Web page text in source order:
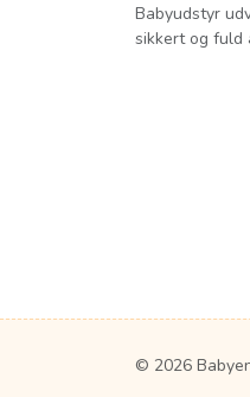
Babyudstyr
sikkert og fuld
© 2026